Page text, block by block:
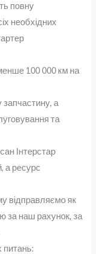
повну
необхідних
100 000 км на
а
та
Інтерстар
а ресурс
відправляємо як
за наш рахунок, за
питань: